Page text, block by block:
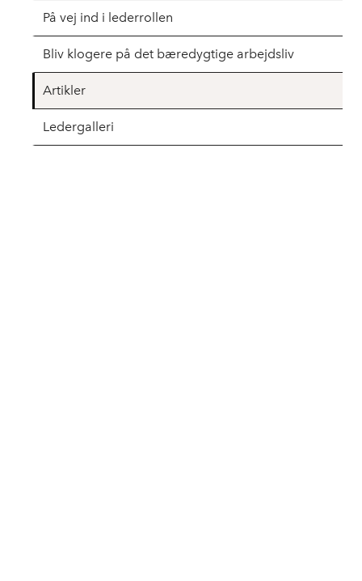
På vej ind i lederrollen
Bliv klogere på det bæredygtige arbejdsliv
Artikler
Ledergalleri